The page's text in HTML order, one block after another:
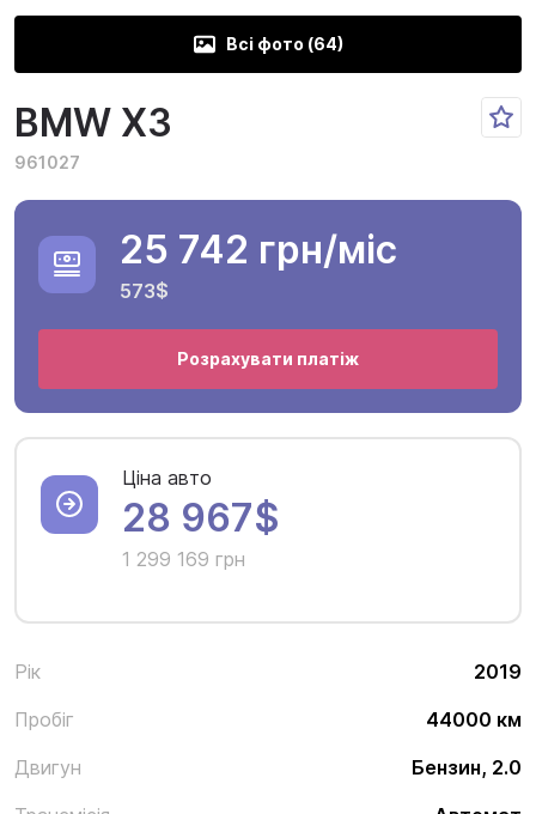
Всі фото (64)
BMW X3
961027
Рік
2019
Пробіг
44000 км
Двигун
Бензин, 2.0
25 742 грн/міс
573$
Розрахувати платіж
Ціна авто
28 967$
1 299 169 грн